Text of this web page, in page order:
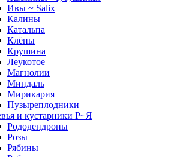
Ивы ~ Salix
Калины
Катальпа
Клёны
Крушина
Леукотое
Магнолии
Миндаль
Мирикария
Пузыреплодники
и кустарники Р~Я
Рододендроны
Розы
Рябины